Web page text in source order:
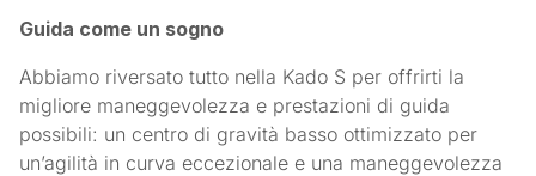
Guida come un sogno
Abbiamo riversato tutto nella Kado S per offrirti la
migliore maneggevolezza e prestazioni di guida
possibili: un centro di gravità basso ottimizzato per
un’agilità in curva eccezionale e una maneggevolezza